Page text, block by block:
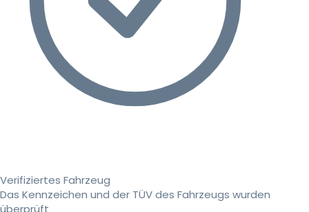
Verifiziertes Fahrzeug
Das Kennzeichen und der TÜV des Fahrzeugs wurden
überprüft